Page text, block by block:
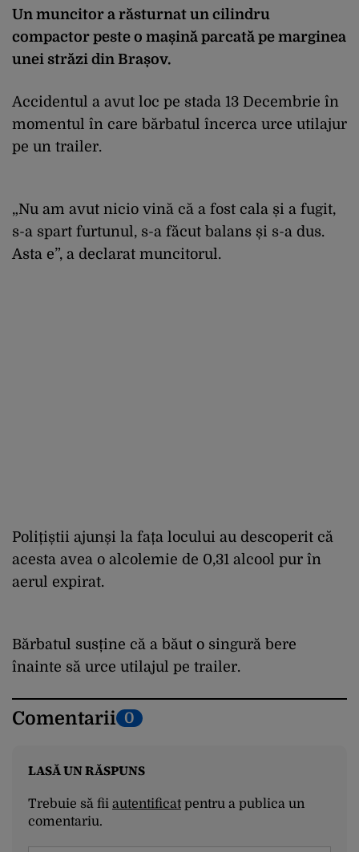
Un muncitor a răsturnat un cilindru
compactor peste o mașină parcată pe marginea
unei străzi din Brașov.
Accidentul a avut loc pe stada 13 Decembrie în
momentul în care bărbatul încerca urce utilajur
pe un trailer.
„Nu am avut nicio vină că a fost cala și a fugit,
s-a spart furtunul, s-a făcut balans și s-a dus.
Asta e”, a declarat muncitorul.
Polițiștii ajunși la fața locului au descoperit că
acesta avea o alcolemie de 0,31 alcool pur în
aerul expirat.
Bărbatul susține că a băut o singură bere
înainte să urce utilajul pe trailer.
Comentarii 0
LASĂ UN RĂSPUNS
Trebuie să fii autentificatpentru a publica un
comentariu.